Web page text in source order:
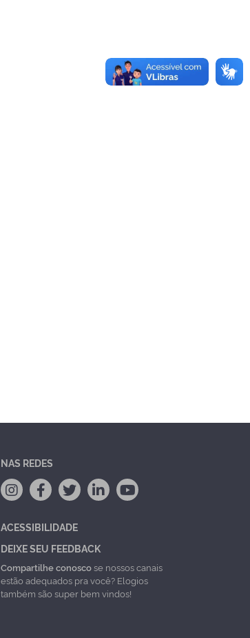
NAS REDES
ACESSIBILIDADE
DEIXE SEU FEEDBACK
Compartilhe conoscose nossos canais
estão adequados pra você? Elogios
também são super bem vindos!